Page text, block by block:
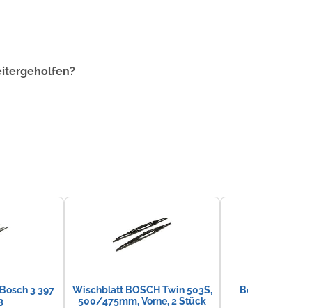
3 397
Wischblatt BOSCH Twin 503S,
500/475mm, Vorne, 2 Stück
Bosch TWIN